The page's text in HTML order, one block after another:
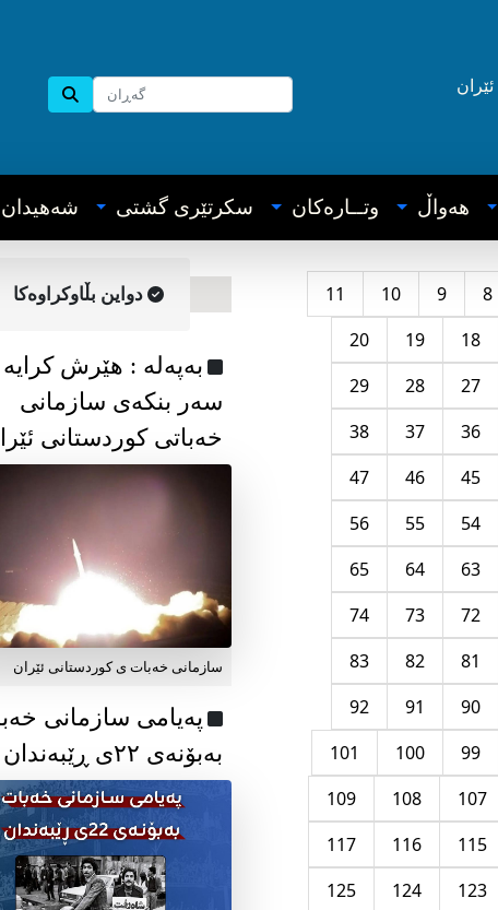
ئێران
هه‌واڵ وتــاره‌کان سکرتێری گشتی شه‌هیدان
8
9
10
11
18
19
20
27
28
29
36
37
38
45
46
47
54
55
56
63
64
65
72
73
74
81
82
83
90
91
92
99
100
101
107
108
109
115
116
117
123
124
125
دواین بڵاوکراوه‌کا
به‌په‌له‌ : هێرش کرایە
سەر بنکەی سازمانی
خەباتی کوردستانی
سازمانی خەبات ی کوردستانی ئێران
پەیامی سازمانی
بەبۆنەی ۲۲ی ڕێبەندان